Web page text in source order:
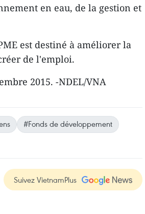
en eau, de la gestion et
est destiné à améliorer la
de l'emploi.
2015. -NDEL/VNA
#Fonds de développement
Suivez VietnamPlus